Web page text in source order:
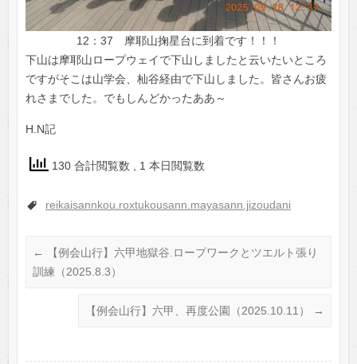
12：37 摩耶山掬星台に到着です！！！
下山は摩耶山ロープウェイで下山しましたと云いたいところ
ですがそこは山学会、杣谷経由で下山しました。皆さんお疲
れさまでした。でもしんどかったああ～
H.N記
130 合計閲覧数 , 1 本日閲覧数
reikaisannkou.roxtukousann.mayasann.jizoudani
←
【例会山行】六甲地獄谷.ロープワークとツエルト張り
訓練（2025.8.3）
【例会山行】六甲、再度公園（2025.10.11） →